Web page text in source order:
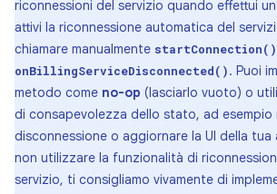
riconnessioni del servizio quando effettui
attivi la riconnessione automatica del
chiamare manualmente startConnection()
onBillingServiceDisconnected(). Puoi
metodo come no-op (lasciarlo vuoto) o
di consapevolezza dello stato, ad esempio
disconnessione o aggiornare la UI della tua
non utilizzare la funzionalità di
servizio, ti consigliamo vivamente di